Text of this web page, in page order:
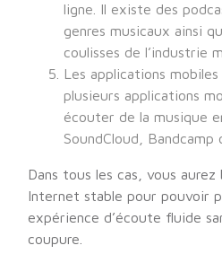
ligne. Il existe des
genres musicaux ainsi
coulisses de l’industrie
Les applications
plusieurs applications
écouter de la musique
SoundCloud, Bandcamp
Dans tous les cas, vous aurez
Internet stable pour pouvoir
expérience d’écoute fluide
coupure.